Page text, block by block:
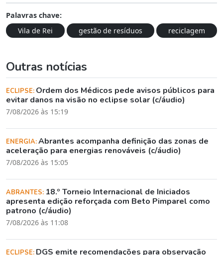
Palavras chave:
Vila de Rei
gestão de resíduos reciclagem
Outras notícias
ECLIPSE: Ordem dos Médicos pede avisos públicos para
evitar danos na visão no eclipse solar (c/áudio)
7/08/2026 às 15:19
ENERGIA:Abrantes acompanha definição das zonas de
aceleração para energias renováveis (c/áudio)
7/08/2026 às 15:05
ABRANTES: 18.º Torneio Internacional de Iniciados
apresenta edição reforçada com Beto Pimparel como
patrono (c/áudio)
7/08/2026 às 11:08
ECLIPSE: DGS emite recomendações para observação